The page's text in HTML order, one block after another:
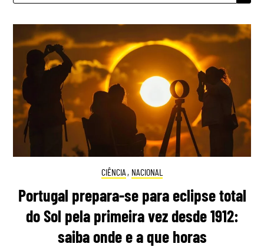
CIÊNCIA , NACIONAL
Portugal prepara-se para eclipse total
do Sol pela primeira vez desde 1912:
saiba onde e a que horas